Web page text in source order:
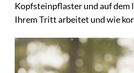
Kopfsteinpflaster und auf dem
Ihrem Tritt arbeitet und wie